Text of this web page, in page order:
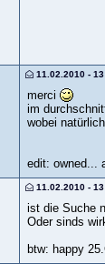
11.02.2010 -
merci
im
wobei
edit: owned...
11.02.2010 -
ist die Suche
Oder sinds
btw: happy